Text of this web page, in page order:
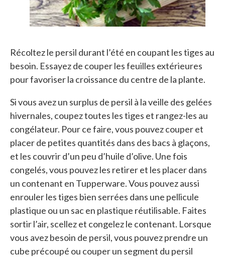
Récoltez le persil durant l’été en coupant les tiges au
besoin. Essayez de couper les feuilles extérieures
pour favoriser la croissance du centre de la plante.
Si vous avez un surplus de persil à la veille des gelées
hivernales, coupez toutes les tiges et rangez-les au
congélateur. Pour ce faire, vous pouvez couper et
placer de petites quantités dans des bacs à glaçons,
et les couvrir d’un peu d’huile d’olive. Une fois
congelés, vous pouvez les retirer et les placer dans
un contenant en Tupperware. Vous pouvez aussi
enrouler les tiges bien serrées dans une pellicule
plastique ou un sac en plastique réutilisable. Faites
sortir l’air, scellez et congelez le contenant. Lorsque
vous avez besoin de persil, vous pouvez prendre un
cube précoupé ou couper un segment du persil